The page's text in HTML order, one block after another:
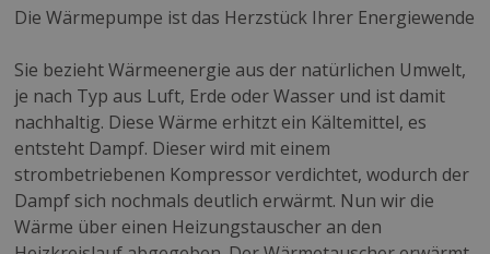
Die Wärmepumpe ist das Herzstück Ihrer Energiewende
Sie bezieht Wärmeenergie aus der natürlichen Umwelt,
je nach Typ aus Luft, Erde oder Wasser und ist damit
nachhaltig. Diese Wärme erhitzt ein Kältemittel, es
entsteht Dampf. Dieser wird mit einem
strombetriebenen Kompressor verdichtet, wodurch der
Dampf sich nochmals deutlich erwärmt. Nun wir die
Wärme über einen Heizungstauscher an den